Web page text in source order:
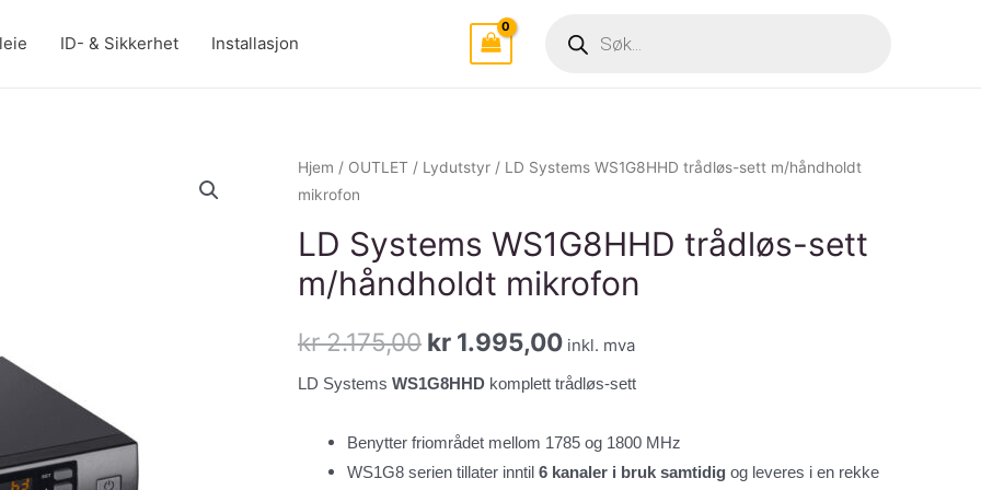
ID- & Sikkerhet Installasjon search
Hjem / OUTLET / Lydutstyr / LD Systems WS1G8HHD trådløs-sett m/håndholdt
mikrofon
LD Systems WS1G8HHD trådløs-sett
m/håndholdt mikrofon
kr2.175,00 Opprinnelig
pris
var:
kr 2.175,00.
kr 1.995,00Nåværende
pris
er:
kr 1.995,00.
inkl. mva
LD Systems WS1G8HHD komplett trådløs-sett
Benytter friområdet mellom 1785 og 1800 MHz
WS1G8 serien tillater inntil 6 kanaler i bruk samtidig og leveres i en rekke